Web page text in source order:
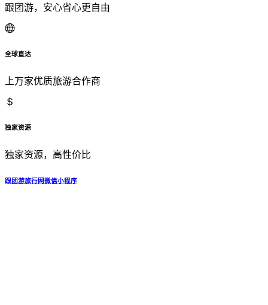
跟团游，安心省心更自由
全球直达
上万家优质旅游合作商
独家资源
独家资源，高性价比
跟团游旅行网微信小程序